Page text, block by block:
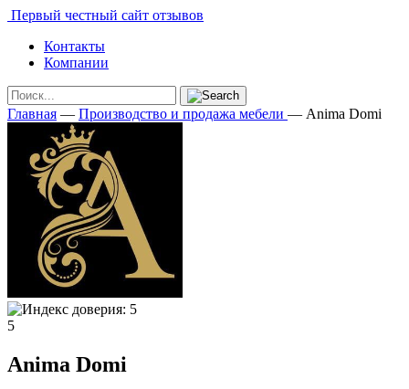
Первый честный сайт отзывов
Контакты
Компании
Главная — Производство и продажа мебели — Anima Domi
5
Anima Domi